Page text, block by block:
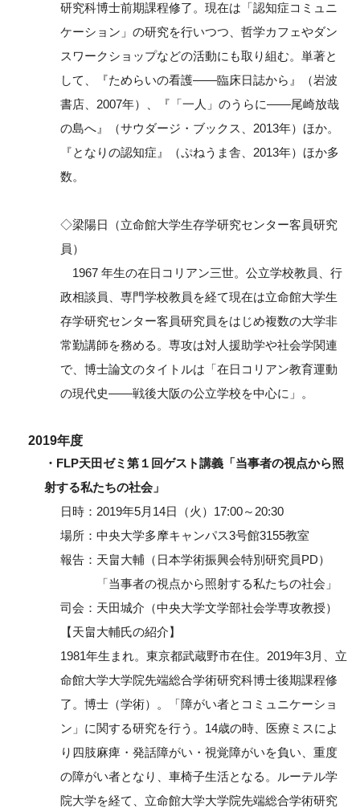
研究科博士前期課程修了。現在は「認知症コミュニ
ケーション」の研究を行いつつ、哲学カフェやダン
スワークショップなどの活動にも取り組む。単著と
して、『ためらいの看護――臨床日誌から』（岩波
書店、2007年）、『「一人」のうらに――尾崎放哉
の島へ』（サウダージ・ブックス、2013年）ほか。
『となりの認知症』（ぷねうま舎、2013年）ほか多
数。
◇梁陽日（立命館大学生存学研究センター客員研究
員）
1967 年生の在日コリアン三世。公立学校教員、行
政相談員、専門学校教員を経て現在は立命館大学生
存学研究センター客員研究員をはじめ複数の大学非
常勤講師を務める。専攻は対人援助学や社会学関連
で、博士論文のタイトルは「在日コリアン教育運動
の現代史――戦後大阪の公立学校を中心に」。
2019年度
・FLP天田ゼミ第１回ゲスト講義「当事者の視点から照
射する私たちの社会」
日時：2019年5月14日（火）17:00～20:30
場所：中央大学多摩キャンパス3号館3155教室
報告：天畠大輔（日本学術振興会特別研究員PD）
「当事者の視点から照射する私たちの社会」
司会：天田城介（中央大学文学部社会学専攻教授）
【天畠大輔氏の紹介】
1981年生まれ。東京都武蔵野市在住。2019年3月、立
命館大学大学院先端総合学術研究科博士後期課程修
了。博士（学術）。「障がい者とコミュニケーショ
ン」に関する研究を行う。14歳の時、医療ミスによ
り四肢麻痺・発話障がい・視覚障がいを負い、重度
の障がい者となり、車椅子生活となる。ルーテル学
院大学を経て、立命館大学大学院先端総合学術研究